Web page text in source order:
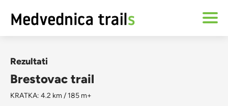
Rezultati
Brestovac trail
KRATKA: 4.2 km / 185 m+